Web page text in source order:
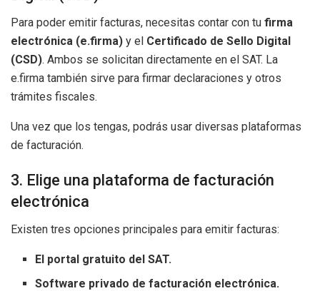
Para poder emitir facturas, necesitas contar con tu firma
electrónica (e.firma) y el Certificado de Sello Digital
(CSD). Ambos se solicitan directamente en el SAT. La
e.firma también sirve para firmar declaraciones y otros
trámites fiscales.
Una vez que los tengas, podrás usar diversas plataformas
de facturación.
3. Elige una plataforma de facturación
electrónica
Existen tres opciones principales para emitir facturas:
El portal gratuito del SAT.
Software privado de facturación electrónica.